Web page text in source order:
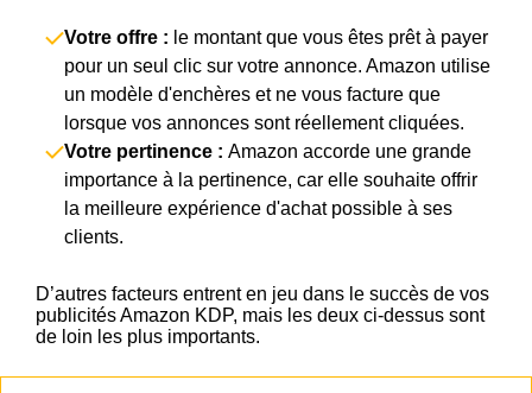
Votre offre : le montant que vous êtes prêt à payer
pour un seul clic sur votre annonce. Amazon utilise
un modèle d'enchères et ne vous facture que
lorsque vos annonces sont réellement cliquées.
Votre pertinence : Amazon accorde une grande
importance à la pertinence, car elle souhaite offrir
la meilleure expérience d'achat possible à ses
clients.
D’autres facteurs entrent en jeu dans le succès de vos
publicités Amazon KDP, mais les deux ci-dessus sont
de loin les plus importants.